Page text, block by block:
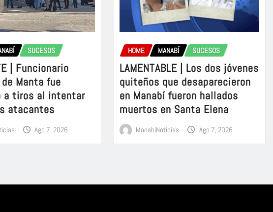
SUCESOS
| Funcionario
Manta fue
a tiros al intentar
atacantes
Ago 7, 2026
HOME MANABÍ SUCESOS
LAMENTABLE | Los dos jóvenes
quiteños que desaparecieron
en Manabí fueron hallados
muertos en Santa Elena
ManabiNoticias Ago 7, 2026